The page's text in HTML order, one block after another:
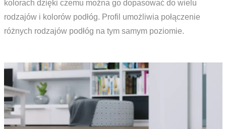
kolorach dzięki czemu można go dopasować do wielu
rodzajów i kolorów podłóg. Profil umożliwia połączenie
różnych rodzajów podłóg na tym samym poziomie.